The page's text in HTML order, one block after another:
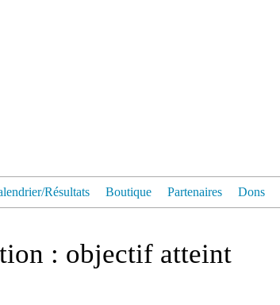
Résultats Boutique Partenaires Dons
: objectif atteint